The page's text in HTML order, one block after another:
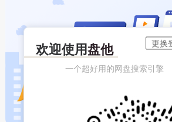
欢迎使用盘他
一个超好用的网盘搜索引擎